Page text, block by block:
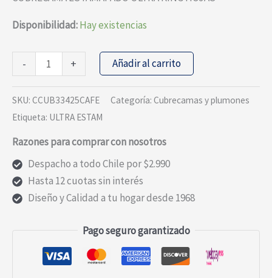
Disponibilidad:Hay existencias
-
CUBRECAMA
ESTAMAPADO
ULTRA
KING
cantidad
+ Añadir al carrito
SKU: CCUB33425CAFE Categoría: Cubrecamas y plumones
Etiqueta: ULTRA ESTAM
Razones para comprar con nosotros
Despacho a todo Chile por $2.990
Hasta 12 cuotas sin interés
Diseño y Calidad a tu hogar desde 1968
Pago seguro garantizado